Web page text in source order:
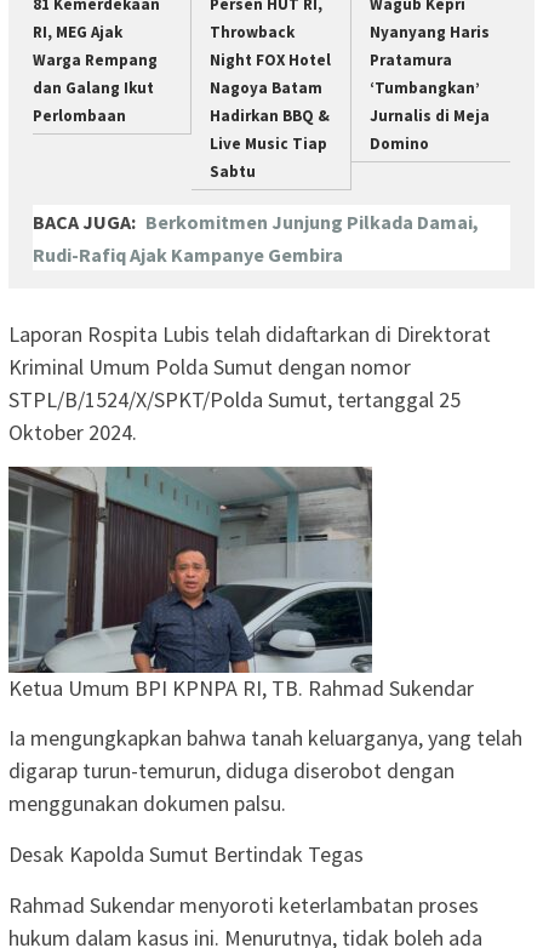
81 Kemerdekaan
RI, MEG Ajak
Warga Rempang
dan Galang Ikut
Perlombaan
Persen HUT RI,
Throwback
Night FOX Hotel
Nagoya Batam
Hadirkan BBQ &
Live Music Tiap
Sabtu
Wagub Kepri
Nyanyang Haris
Pratamura
‘Tumbangkan’
Jurnalis di Meja
Domino
BACA JUGA: Berkomitmen Junjung Pilkada Damai,
Rudi-Rafiq Ajak Kampanye Gembira
Laporan Rospita Lubis telah didaftarkan di Direktorat
Kriminal Umum Polda Sumut dengan nomor
STPL/B/1524/X/SPKT/Polda Sumut, tertanggal 25
Oktober 2024.
Ketua Umum BPI KPNPA RI, TB. Rahmad Sukendar
Ia mengungkapkan bahwa tanah keluarganya, yang telah
digarap turun-temurun, diduga diserobot dengan
menggunakan dokumen palsu.
Desak Kapolda Sumut Bertindak Tegas
Rahmad Sukendar menyoroti keterlambatan proses
hukum dalam kasus ini. Menurutnya, tidak boleh ada